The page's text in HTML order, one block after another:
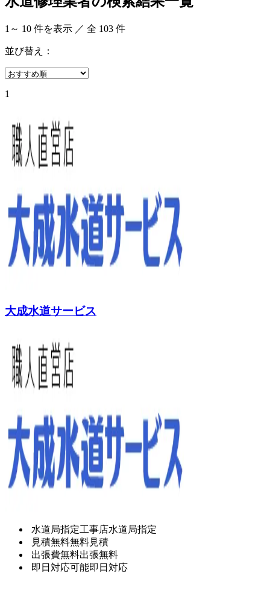
1 ～ 10 件を表示 ／ 全 103 件
並び替え：
1
大成水道サービス
水道局指定工事店水道局指定
見積無料無料見積
出張費無料出張無料
即日対応可能即日対応